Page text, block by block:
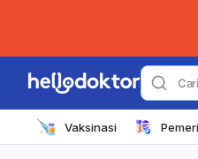
Vaksinasi